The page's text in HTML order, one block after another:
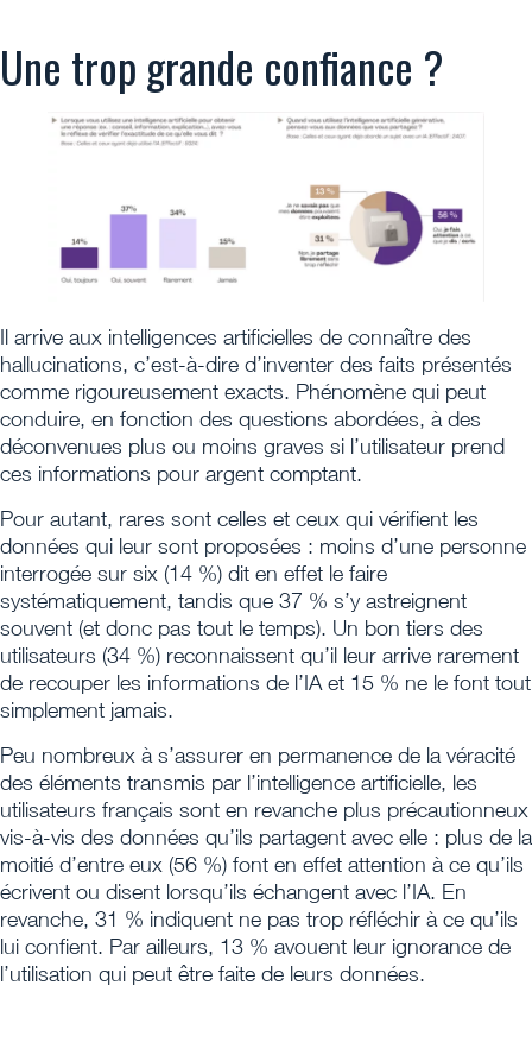
Une trop grande confiance ?
Il arrive aux intelligences artificielles de connaître des
hallucinations, c’est-à-dire d’inventer des faits présentés
comme rigoureusement exacts. Phénomène qui peut
conduire, en fonction des questions abordées, à des
déconvenues plus ou moins graves si l’utilisateur prend
ces informations pour argent comptant.
Pour autant, rares sont celles et ceux qui vérifient les
données qui leur sont proposées : moins d’une personne
interrogée sur six (14 %) dit en effet le faire
systématiquement, tandis que 37 % s’y astreignent
souvent (et donc pas tout le temps). Un bon tiers des
utilisateurs (34 %) reconnaissent qu’il leur arrive rarement
de recouper les informations de l’IA et 15 % ne le font tout
simplement jamais.
Peu nombreux à s’assurer en permanence de la véracité
des éléments transmis par l’intelligence artificielle, les
utilisateurs français sont en revanche plus précautionneux
vis-à-vis des données qu’ils partagent avec elle : plus de la
moitié d’entre eux (56 %) font en effet attention à ce qu’ils
écrivent ou disent lorsqu’ils échangent avec l’IA. En
revanche, 31 % indiquent ne pas trop réfléchir à ce qu’ils
lui confient. Par ailleurs, 13 % avouent leur ignorance de
l’utilisation qui peut être faite de leurs données.